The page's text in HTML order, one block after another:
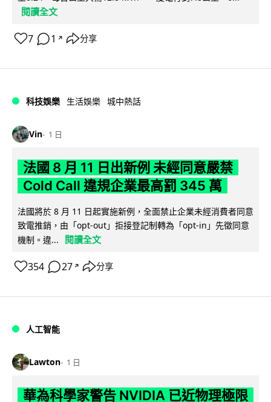
閱讀全文
7 1 ↗ 分享
科技娛樂 生活娛樂 城中熱話
Vin 1 日
法國 8 月 11 日出新例 未經同意嚴禁
Cold Call 違規企業最高罰 345 萬
法國將於 8 月 11 日起實施新例，全面禁止企業未經消費者同意
致電推銷，由「opt-out」拒接登記制轉為「opt-in」先徵同意
機制。違...
閱讀全文
354 27 ↗ 分享
人工智能
Lawton 1 日
華為科學家警告 NVIDIA 已近物理極限